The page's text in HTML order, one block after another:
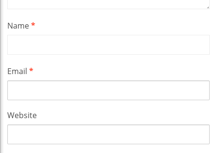
Name*
Email *
Website